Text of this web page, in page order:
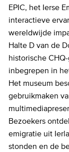
EPIC, het Ierse
interactieve
wereldwijde
Halte D van de
historische
inbegrepen in
Het museum
gebruikmaken
Bezoekers
emigratie uit
stonden en de